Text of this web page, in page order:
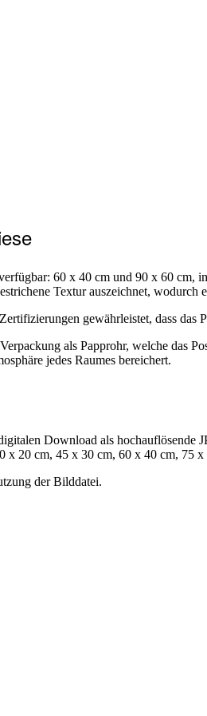
60 x 40 cm und 90 x 60 cm,
Textur auszeichnet, wodurch
gewährleistet, dass
als Papprohr, welche das
jedes Raumes bereichert.
Download als hochauflösende
20 cm, 45 x 30 cm, 60 x 40 cm, 75
der Bilddatei.